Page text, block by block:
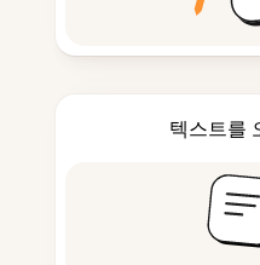
텍스트를